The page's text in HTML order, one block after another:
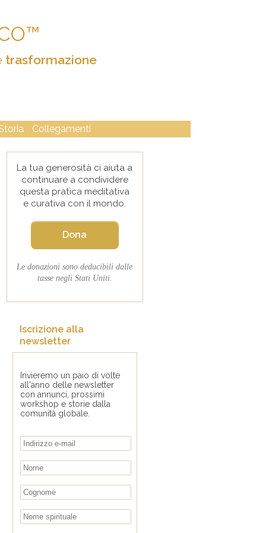
trasformazione
Collegamenti
La tua generosità ci aiuta a
continuare a condividere
questa pratica meditativa
e curativa con il mondo.
Dona
Le donazioni sono deducibili dalle
tasse negli Stati Uniti.
Iscrizione alla
newsletter
Invieremo un paio di volte
all'anno delle newsletter
con annunci, prossimi
workshop e storie dalla
comunità globale.